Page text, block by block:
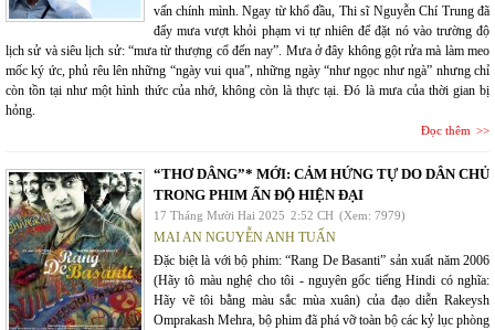
vấn chính mình. Ngay từ khổ đầu, Thi sĩ Nguyễn Chí Trung đã
đẩy mưa vượt khỏi phạm vi tự nhiên để đặt nó vào trường độ
lịch sử và siêu lịch sử: “mưa từ thượng cổ đến nay”. Mưa ở đây không gột rửa mà làm meo
mốc ký ức, phủ rêu lên những “ngày vui qua”, những ngày “như ngọc như ngà” nhưng chỉ
còn tồn tại như một hình thức của nhớ, không còn là thực tại. Đó là mưa của thời gian bị
hỏng.
Đọc thêm
“THƠ DÂNG”* MỚI: CẢM HỨNG TỰ DO DÂN CHỦ
TRONG PHIM ẤN ĐỘ HIỆN ĐẠI
17 Tháng Mười Hai 2025 2:52 CH (Xem: 7979)
MAI AN NGUYỄN ANH TUẤN
Đặc biệt là với bộ phim: “Rang De Basanti” sản xuất năm 2006
(Hãy tô màu nghệ cho tôi - nguyên gốc tiếng Hindi có nghĩa:
Hãy vẽ tôi bằng màu sắc mùa xuân) của đạo diễn Rakeysh
Omprakash Mehra, bộ phim đã phá vỡ toàn bộ các kỷ lục phòng